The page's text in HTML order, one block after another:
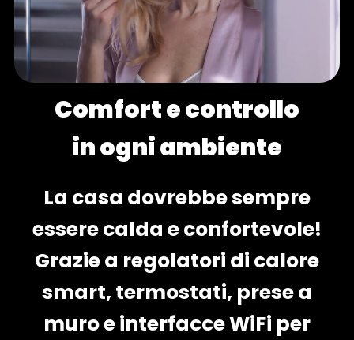
Comfort e controllo
in ogni ambiente
La casa dovrebbe sempre
essere calda e confortevole!
Grazie a regolatori di calore
smart, termostati, prese a
muro e interfacce WiFi per